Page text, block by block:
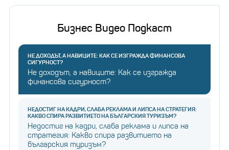
Бизнес Видео Подкаст
НЕ ДОХОДЪТ, А НАВИЦИТЕ: КАК СЕ ИЗГРАЖДА ФИНАНСОВА
СИГУРНОСТ?
Не доходът, а навиците: Как се изгражда
финансова сигурност?
НЕДОСТИГ НА КАДРИ, СЛАБА РЕКЛАМА И ЛИПСА НА СТРАТЕГИЯ:
КАКВО СПИРА РАЗВИТИЕТО НА БЪЛГАРСКИЯ ТУРИЗЪМ?
Недостиг на кадри, слаба реклама и липса на
стратегия: Какво спира развитието на
българския туризъм?